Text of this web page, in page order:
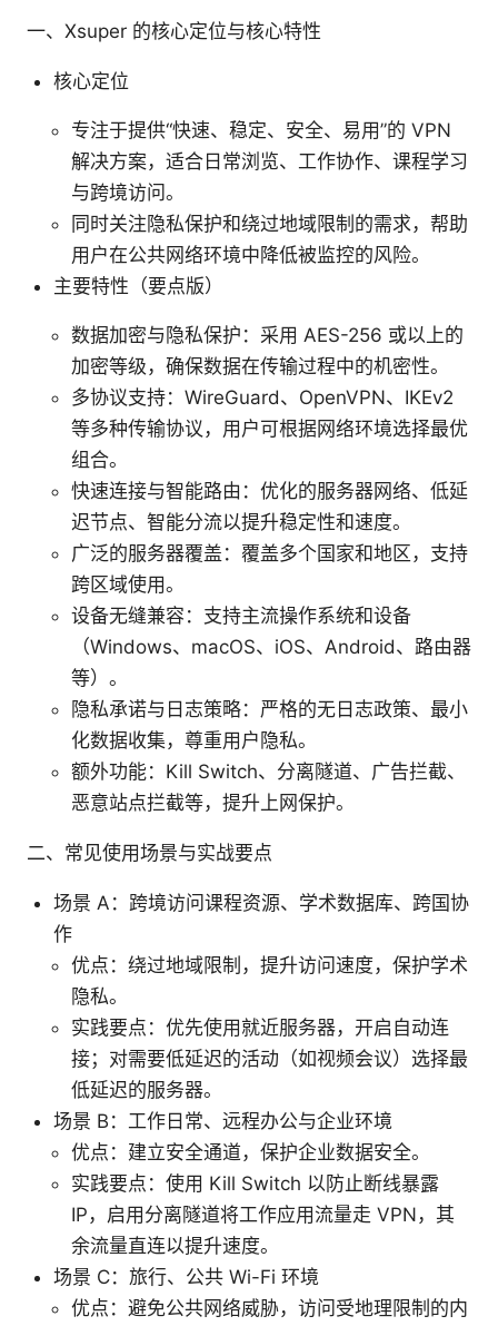
一、Xsuper 的核心定位与核心特性
核心定位
专注于提供“快速、稳定、安全、易用”的 VPN
解决方案，适合日常浏览、工作协作、课程学习
与跨境访问。
同时关注隐私保护和绕过地域限制的需求，帮助
用户在公共网络环境中降低被监控的风险。
主要特性（要点版）
数据加密与隐私保护：采用 AES-256 或以上的
加密等级，确保数据在传输过程中的机密性。
多协议支持：WireGuard、OpenVPN、IKEv2
等多种传输协议，用户可根据网络环境选择最优
组合。
快速连接与智能路由：优化的服务器网络、低延
迟节点、智能分流以提升稳定性和速度。
广泛的服务器覆盖：覆盖多个国家和地区，支持
跨区域使用。
设备无缝兼容：支持主流操作系统和设备
（Windows、macOS、iOS、Android、路由器
等）。
隐私承诺与日志策略：严格的无日志政策、最小
化数据收集，尊重用户隐私。
额外功能：Kill Switch、分离隧道、广告拦截、
恶意站点拦截等，提升上网保护。
二、常见使用场景与实战要点
场景 A：跨境访问课程资源、学术数据库、跨国协
作
优点：绕过地域限制，提升访问速度，保护学术
隐私。
实践要点：优先使用就近服务器，开启自动连
接；对需要低延迟的活动（如视频会议）选择最
低延迟的服务器。
场景 B：工作日常、远程办公与企业环境
优点：建立安全通道，保护企业数据安全。
实践要点：使用 Kill Switch 以防止断线暴露
IP，启用分离隧道将工作应用流量走 VPN，其
余流量直连以提升速度。
场景 C：旅行、公共 Wi-Fi 环境
优点：避免公共网络威胁，访问受地理限制的内